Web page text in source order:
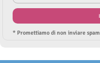
* Promettiamo di non inviare